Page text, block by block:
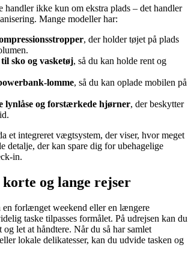
handler ikke kun om ekstra plads – det handler
Mange modeller har:
, der holder tøjet på plads
sko og vasketøj, så du kan holde rent og
lomme, så du kan oplade mobilen på
lynlåse og forstærkede hjørner, der beskytter
et integreret vægtsystem, der viser, hvor meget
detalje, der kan spare dig for ubehagelige
in.
og lange rejser
en forlænget weekend eller en længere
taske tilpasses formålet. På udrejsen kan du
let at håndtere. Når du så har samlet
lokale delikatesser, kan du udvide tasken og